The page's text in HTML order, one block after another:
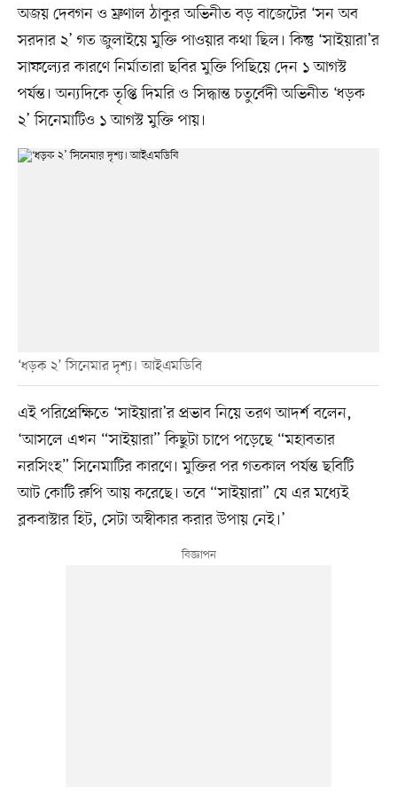
অজয় দেবগন ও ম্রুণাল ঠাকুর অভিনীত বড় বাজেটের ‘সন অব
সরদার ২’ গত জুলাইয়ে মুক্তি পাওয়ার কথা ছিল। কিন্তু ‘সাইয়ারা’র
সাফল্যের কারণে নির্মাতারা ছবির মুক্তি পিছিয়ে দেন ১ আগস্ট
পর্যন্ত। অন্যদিকে তৃপ্তি দিমরি ও সিদ্ধান্ত চতুর্বেদী অভিনীত ‘ধড়ক
২’ সিনেমাটিও ১ আগস্ট মুক্তি পায়।
‘ধড়ক ২’ সিনেমার দৃশ্য। আইএমডিবি
এই পরিপ্রেক্ষিতে ‘সাইয়ারা’র প্রভাব নিয়ে তরণ আদর্শ বলেন,
‘আসলে এখন “সাইয়ারা” কিছুটা চাপে পড়েছে “মহাবতার
নরসিংহ” সিনেমাটির কারণে। মুক্তির পর গতকাল পর্যন্ত ছবিটি
আট কোটি রুপি আয় করেছে। তবে “সাইয়ারা” যে এর মধ্যেই
ব্লকবাস্টার হিট, সেটা অস্বীকার করার উপায় নেই।’